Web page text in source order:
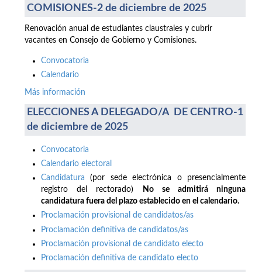
COMISIONES-2 de diciembre de 2025
Renovación anual de estudiantes claustrales y cubrir
vacantes en Consejo de Gobierno y Comisiones.
Convocatoria
Calendario
Más información
ELECCIONES A DELEGADO/A DE CENTRO-1
de diciembre de 2025
Convocatoria
Calendario electoral
Candidatura (por sede electrónica o presencialmente
registro del rectorado)
No se admitirá ninguna
candidatura fuera del plazo establecido en el calendario.
Proclamación provisional de candidatos/as
Proclamación definitiva de candidatos/as
Proclamación provisional de candidato electo
Proclamación definitiva de candidato electo